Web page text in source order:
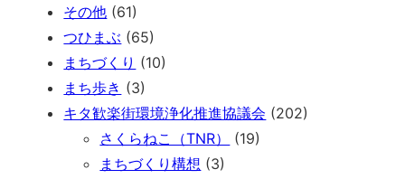
その他 (61)
つひまぶ (65)
まちづくり (10)
まち歩き (3)
キタ歓楽街環境浄化推進協議会 (202)
さくらねこ（TNR）
(19)
まちづくり構想 (3)